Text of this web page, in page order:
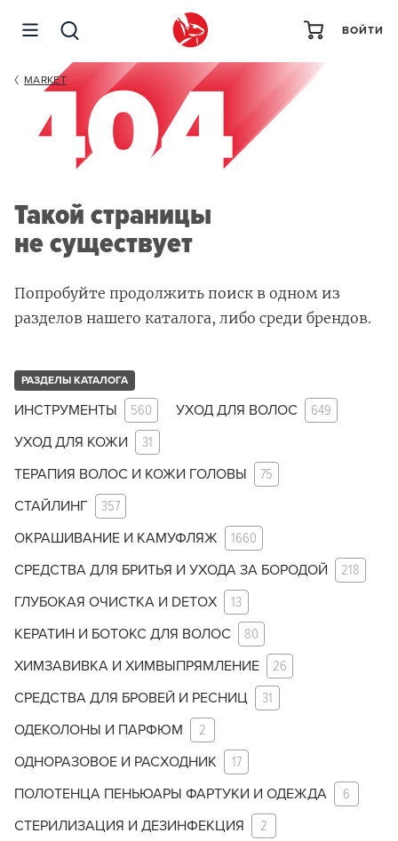
ВОЙТИ
MARKET
Такой страницы
не существует
Попробуйте продолжить поиск в одном из
разделов нашего каталога, либо среди брендов.
РАЗДЕЛЫ КАТАЛОГА
ИНСТРУМЕНТЫ 560 УХОД ДЛЯ ВОЛОС 649
УХОД ДЛЯ КОЖИ 31
ТЕРАПИЯ ВОЛОС И КОЖИ ГОЛОВЫ 75
СТАЙЛИНГ 357
ОКРАШИВАНИЕ И КАМУФЛЯЖ 1660
СРЕДСТВА ДЛЯ БРИТЬЯ И УХОДА ЗА БОРОДОЙ 218
ГЛУБОКАЯ ОЧИСТКА И DETOX 13
КЕРАТИН И БОТОКС ДЛЯ ВОЛОС 80
ХИМЗАВИВКА И ХИМВЫПРЯМЛЕНИЕ 26
СРЕДСТВА ДЛЯ БРОВЕЙ И РЕСНИЦ 31
ОДЕКОЛОНЫ И ПАРФЮМ 2
ОДНОРАЗОВОЕ И РАСХОДНИК 17
ПОЛОТЕНЦА ПЕНЬЮАРЫ ФАРТУКИ И ОДЕЖДА 6
СТЕРИЛИЗАЦИЯ И ДЕЗИНФЕКЦИЯ 2